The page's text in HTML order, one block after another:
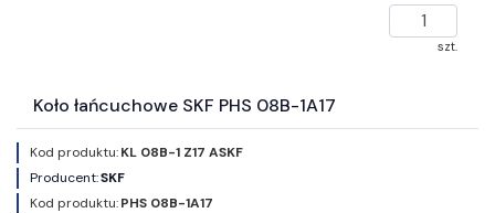
szt.
Koło łańcuchowe SKF PHS 08B-1A17
Kod produktu:KL 08B-1 Z17 ASKF
Producent:SKF
Kod produktu:PHS 08B-1A17